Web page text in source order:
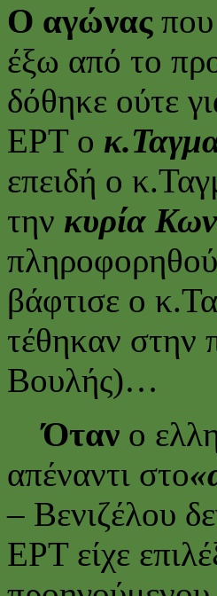
Ο αγώνας
έξω από το
δόθηκε ούτε
ΕΡΤ ο
επειδή ο
την κυρία
βάφτισε ο
τέθηκαν στην
Βουλής)…
Όταν ο
απέναντι στο
– Βενιζέλου
ΕΡΤ είχε